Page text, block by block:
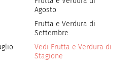
Agosto
Frutta e Verdura di
Settembre
Vedi Frutta e Verdura di
Stagione